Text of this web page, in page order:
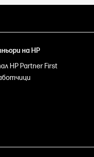
на HP
HP Partner First